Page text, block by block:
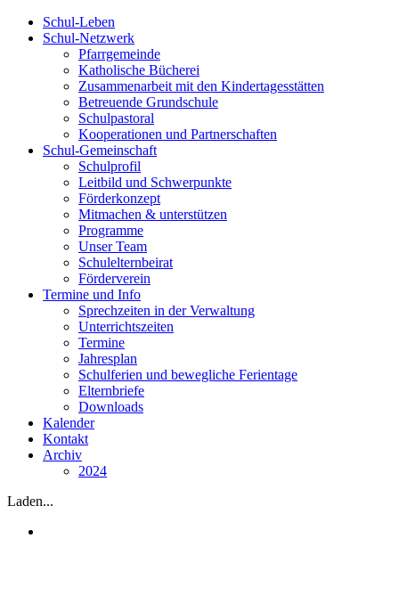
Schul-Leben
Schul-Netzwerk
Pfarrgemeinde
Katholische Bücherei
Zusammenarbeit mit den Kindertagesstätten
Betreuende Grundschule
Schulpastoral
Kooperationen und Partnerschaften
Schul-Gemeinschaft
Schulprofil
Leitbild und Schwerpunkte
Förderkonzept
Mitmachen & unterstützen
Programme
Unser Team
Schulelternbeirat
Förderverein
Termine und Info
Sprechzeiten in der Verwaltung
Unterrichtszeiten
Termine
Jahresplan
Schulferien und bewegliche Ferientage
Elternbriefe
Downloads
Kalender
Kontakt
Archiv
2024
Laden...